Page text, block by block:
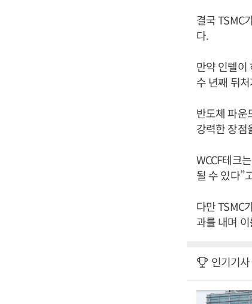
결국 TSMC
다.
만약 인텔이
수 년째 뒤
반도체 파운
강력한 장점
WCCF테크
될 수 있다”
다만 TSMC
과를 내며
인기기사